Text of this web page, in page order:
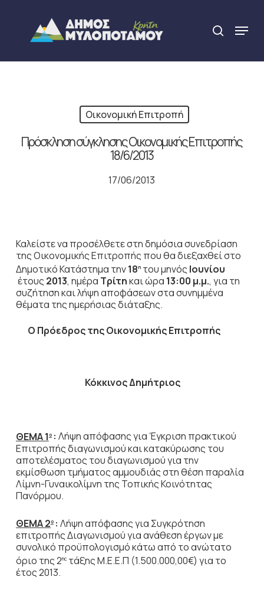
content
search
Menu
Οικονομική Επιτροπή
Πρόσκληση σύγκλησης Οικονομικής Επιτροπής
18/6/2013
17/06/2013
Καλείστε να προσέλθετε στη δημόσια συνεδρίαση
της Οικονομικής Επιτροπής που θα διεξαχθεί στο
Δημοτικό Κατάστημα την18ητου μηνός Ιουνίου
έτους 2013, ημέρα Τρίτηκαι ώρα 13:00 μ.μ., για τη
συζήτησηκαι λήψη αποφάσεων στα συνημμένα
θέματα της ημερήσιας διάταξης.
Ο Πρόεδροςτης Οικονομικής Επιτροπής
Κόκκινος Δημήτριος
ΘΕΜΑ 1ο : Λήψη απόφασης για Έγκριση πρακτικού
Επιτροπής διαγωνισμού και κατακύρωσης του
αποτελέσματος του διαγωνισμού για την
εκμίσθωση τμήματος αμμουδιάς στη θέση παραλία
Λίμνη-Γυναικολίμνη της Τοπικής Κοινότητας
Πανόρμου.
ΘΕΜΑ 2ο : Λήψη απόφασης για Συγκρότηση
επιτροπής Διαγωνισμού για ανάθεση έργων με
συνολικό προϋπολογισμό κάτω από το ανώτατο
όριο της 2ηςτάξης Μ.Ε.Ε.Π (1.500.000,00€) για το
έτος 2013.
Close